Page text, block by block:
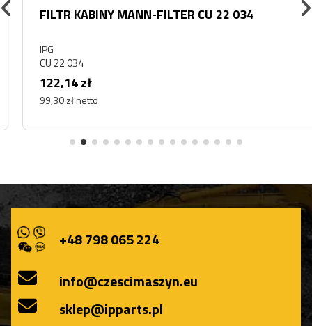
FILTR KABINY MANN-FILTER CU 22 034
CU 22 034
122,14 zł
99,30 zł netto
+48 798 065 224
info@czescimaszyn.eu
sklep@ipparts.pl